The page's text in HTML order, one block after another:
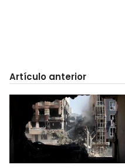
Artículo anterior